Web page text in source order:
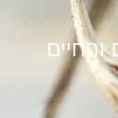
והחיים